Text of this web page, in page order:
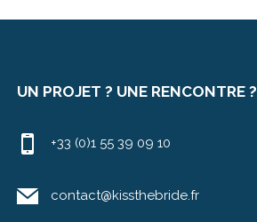
UN PROJET ? UNE RENCONTRE ?
+33 (0)1 55 39 09 10
contact@kissthebride.fr